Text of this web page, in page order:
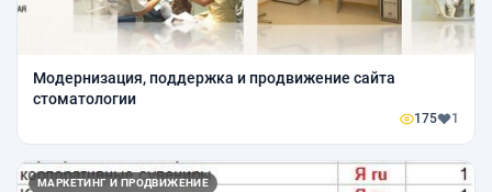
Модернизация, поддержка и продвижение сайта
стоматологии
175 1
МАРКЕТИНГ И ПРОДВИЖЕНИЕ